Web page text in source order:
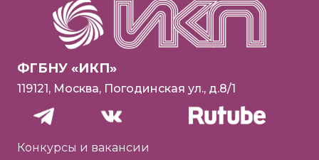
ФГБНУ «ИКП»
119121, Москва, Погодинская ул., д.8/1
Конкурсы и вакансии